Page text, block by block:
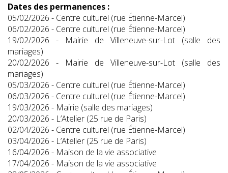
Dates des permanences :
05/02/2026 - Centre culturel (rue Étienne-Marcel)
06/02/2026 - Centre culturel (rue Étienne-Marcel)
19/02/2026 - Mairie de Villeneuve-sur-Lot (salle des
mariages)
20/02/2026 - Mairie de Villeneuve-sur-Lot (salle des
mariages)
05/03/2026 - Centre culturel (rue Étienne-Marcel)
06/03/2026 - Centre culturel (rue Étienne-Marcel)
19/03/2026 - Mairie (salle des mariages)
20/03/2026 - L’Atelier (25 rue de Paris)
02/04/2026 - Centre culturel (rue Étienne-Marcel)
03/04/2026 - L’Atelier (25 rue de Paris)
16/04/2026 - Maison de la vie associative
17/04/2026 - Maison de la vie associative